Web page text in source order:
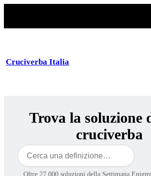
Cruciverba Italia
Trova la soluzione
cruciverba
Cerca
Oltre 27.000 soluzioni della Settimana